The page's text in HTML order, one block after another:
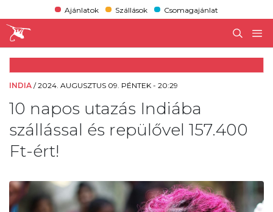
Ajánlatok Szállások Csomagajánlat
INDIA /2024. AUGUSZTUS 09. PÉNTEK - 20:29
10 napos utazás Indiába
szállással és repülővel 157.400
Ft-ért!